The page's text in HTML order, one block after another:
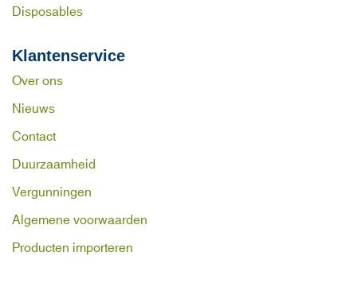
Klantenservice
Over ons
Nieuws
Contact
Duurzaamheid
Vergunningen
Algemene voorwaarden
Producten importeren
Disposables